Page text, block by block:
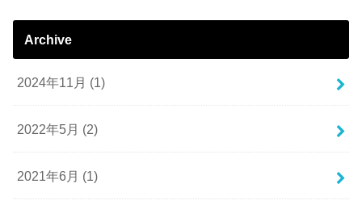
Archive
2024年11月 (1)
2022年5月 (2)
2021年6月 (1)